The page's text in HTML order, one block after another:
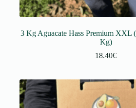
3 Kg Aguacate Hass Premium XXL
Kg)
18.40€